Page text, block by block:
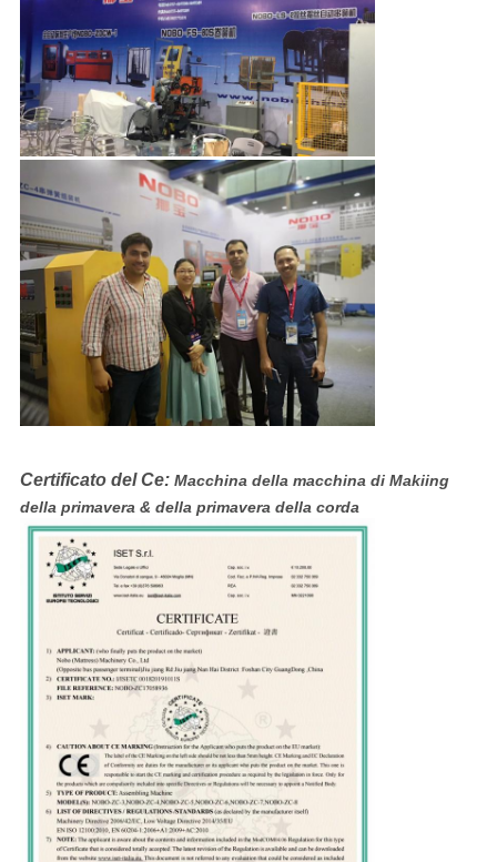
Certificato del Ce: Macchina della macchina di Makiing
della primavera & della primavera della corda